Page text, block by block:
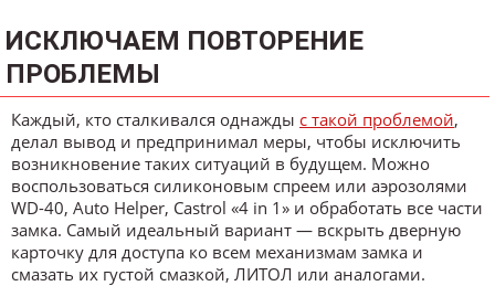
ИСКЛЮЧАЕМ ПОВТОРЕНИЕ
ПРОБЛЕМЫ
Каждый, кто сталкивался однажды с такой проблемой,
делал вывод и предпринимал меры, чтобы исключить
возникновение таких ситуаций в будущем. Можно
воспользоваться силиконовым спреем или аэрозолями
WD-40, Auto Helper, Castrol «4 in 1» и обработать все части
замка. Самый идеальный вариант — вскрыть дверную
карточку для доступа ко всем механизмам замка и
смазать их густой смазкой, ЛИТОЛ или аналогами.